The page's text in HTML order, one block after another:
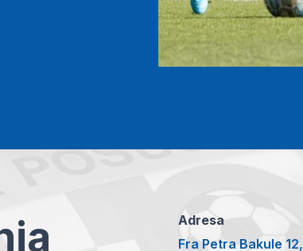
Adresa
Fra Petra Bakule 12,